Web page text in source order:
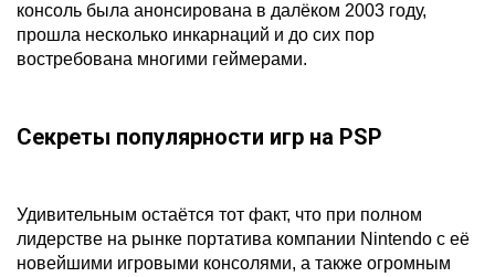
консоль была анонсирована в далёком 2003 году,
прошла несколько инкарнаций и до сих пор
востребована многими геймерами.
Секреты популярности игр на PSP
Удивительным остаётся тот факт, что при полном
лидерстве на рынке портатива компании Nintendo с её
новейшими игровыми консолями, а также огромным